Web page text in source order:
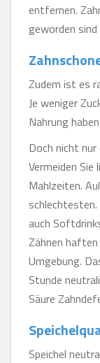
entfernen.
geworden
Zudem ist es
Je weniger
Nahrung
Doch nicht
Vermeiden Sie
Mahlzeiten.
auch
Zähnen haften
Umgebung.
Stunde
Säure
Speichel